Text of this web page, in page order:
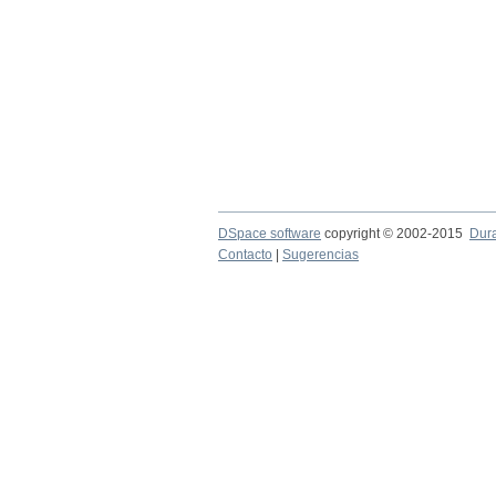
DSpace software copyright © 2002-2015
Contacto
Sugerencias